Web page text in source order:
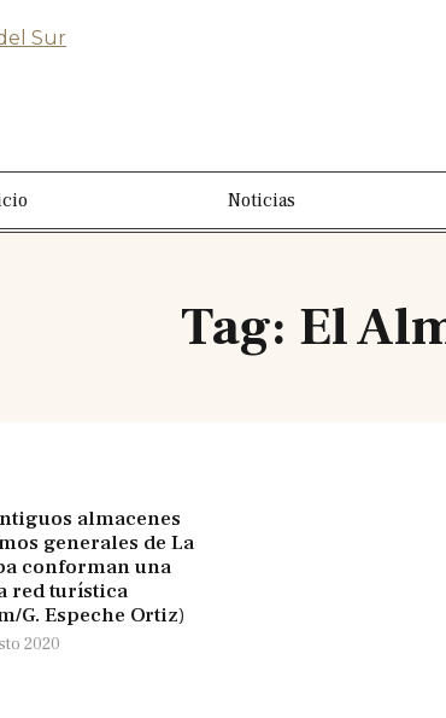
Noticias
Tag: El
almacenes
generales de La
conforman una
red turística
G. Espeche Ortiz)
2020